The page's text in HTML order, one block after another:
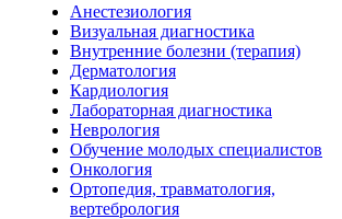
Анестезиология
Визуальная диагностика
Внутренние болезни (терапия)
Дерматология
Кардиология
Лабораторная диагностика
Неврология
Обучение молодых специалистов
Онкология
Ортопедия, травматология,
вертебрология